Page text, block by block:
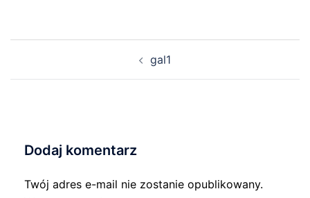
gal1
Dodaj komentarz
Twój adres e-mail nie zostanie opublikowany.